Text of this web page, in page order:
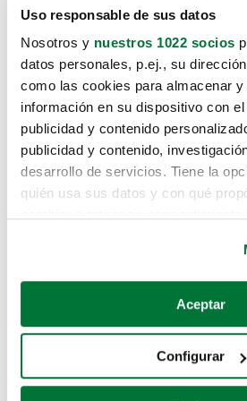
Uso responsable de sus datos
Nosotros y nuestros 1022 socios
datos personales, p.ej., su
como las cookies para almacenar
información en su dispositivo con
publicidad y contenido
publicidad y contenido,
desarrollo de servicios. Tiene la
quién usa sus datos y con qué
Si lo permite, también quisiéramos:
Recopilar información sobre
Identificar su dispositivo
para buscar características
Aceptar
Configurar
Lo sentimos, no
te hemos traido
Pero puedes encontrar el coche
buscando en alguno de estos
Coches de segunda mano
Coches de km0